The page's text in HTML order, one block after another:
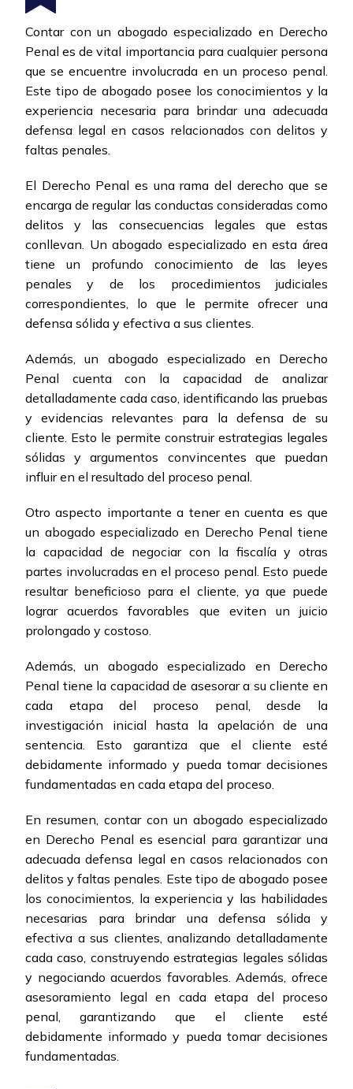
Contar con un abogado especializado en Derecho
Penal es de vital importancia para cualquier persona
que se encuentre involucrada en un proceso penal.
Este tipo de abogado posee los conocimientos y la
experiencia necesaria para brindar una adecuada
defensa legal en casos relacionados con delitos y
faltas penales.
El Derecho Penal es una rama del derecho que se
encarga de regular las conductas consideradas como
delitos y las consecuencias legales que estas
conllevan. Un abogado especializado en esta área
tiene un profundo conocimiento de las leyes
penales y de los procedimientos judiciales
correspondientes, lo que le permite ofrecer una
defensa sólida y efectiva a sus clientes.
Además, un abogado especializado en Derecho
Penal cuenta con la capacidad de analizar
detalladamente cada caso, identificando las pruebas
y evidencias relevantes para la defensa de su
cliente. Esto le permite construir estrategias legales
sólidas y argumentos convincentes que puedan
influir en el resultado del proceso penal.
Otro aspecto importante a tener en cuenta es que
un abogado especializado en Derecho Penal tiene
la capacidad de negociar con la fiscalía y otras
partes involucradas en el proceso penal. Esto puede
resultar beneficioso para el cliente, ya que puede
lograr acuerdos favorables que eviten un juicio
prolongado y costoso.
Además, un abogado especializado en Derecho
Penal tiene la capacidad de asesorar a su cliente en
cada etapa del proceso penal, desde la
investigación inicial hasta la apelación de una
sentencia. Esto garantiza que el cliente esté
debidamente informado y pueda tomar decisiones
fundamentadas en cada etapa del proceso.
En resumen, contar con un abogado especializado
en Derecho Penal es esencial para garantizar una
adecuada defensa legal en casos relacionados con
delitos y faltas penales. Este tipo de abogado posee
los conocimientos, la experiencia y las habilidades
necesarias para brindar una defensa sólida y
efectiva a sus clientes, analizando detalladamente
cada caso, construyendo estrategias legales sólidas
y negociando acuerdos favorables. Además, ofrece
asesoramiento legal en cada etapa del proceso
penal, garantizando que el cliente esté
debidamente informado y pueda tomar decisiones
fundamentadas.